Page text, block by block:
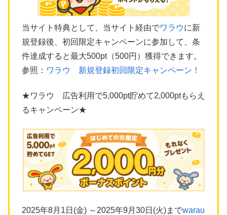
当サイト特典として、当サイト経由でワラウに新
規登録後、初回限定キャンペーンに参加して、条
件達成すると最大500pt（500円）獲得できます。
参照： ワラウ 新規登録初回限定キャンペーン！
★ワラウ 広告利用で5,000pt貯めて2,000ptもらえ
るキャンペーン★
2025年8月1日(金) ～2025年9月30日(火)までwarau